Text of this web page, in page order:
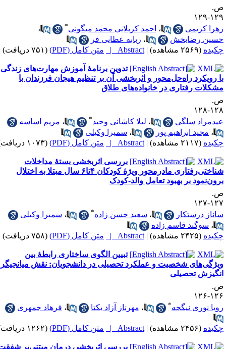
۱۲۹
کریمی
،احمد کربلایی محمد میگونی
،
رضابخش
،ربابه عطایی فر
(۲۵۶۹ مشاهده) |
Abstract | متن کامل (PDF) (۷۵۱ دریافت)
تدوین برنامهٔ آموزش مهارت‌های زندگی
رویکرد راه‌حل‌محور و اثربخشی آن بر تنظیم هیجان فرزندان با
رفتاری در خانواده‌های طلاق
۱۲۸
سلگی
،لیلا کاشانی وحید ،مریم اساسه
،مجید ابراهیم پور ،سمیرا وکیلی
(۲۱۱۷ مشاهده) |
Abstract | متن کامل (PDF) (۱۰۷۳ دریافت)
بررسی اثربخشی بستهٔ مداخلات
شناختی‌رفتاری مادرمحور ویژهٔ کودکان ۴تا۶ سال مبتلا به اختلال
بر بهبود تعامل والد-کودک
۱۲۷
درستکار
،سعید حسن زاده ،سمیرا وکیلی
،سوگند قاسم زاده
(۲۴۲۵ مشاهده) |
Abstract | متن کامل (PDF) (۷۵۸ دریافت)
تبیین الگوی ساختاری رابطهٔ بین
شخصیت و عملکرد تحصیلی در دانشجویان: نقش میانجیگر
تحصیلی
۱۲۶
نوری نیگجه
،مهرناز آزاد یکتا ،فرهاد جمهری
(۲۴۵۶ مشاهده) |
Abstract | متن کامل (PDF) (۱۲۶۲ دریافت)
بررسی اثربخشی درمان مبتنی‌بر شفقت